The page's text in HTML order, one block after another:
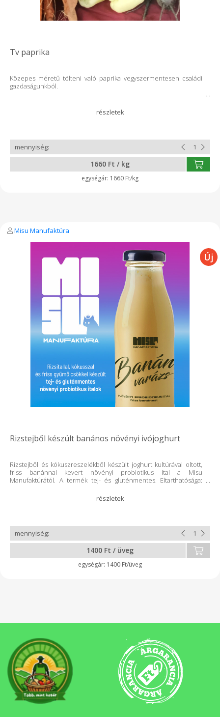
Tv paprika
Közepes méretű tölteni való paprika vegyszermentesen családi
gazdaságunkból.
1660 Ft / kg
1660 Ft/kg
Misu Manufaktúra
Rizstejből készült banános növényi ivójoghurt
Rizstejből és kókuszreszelékből készült joghurt kultúrával oltott,
friss banánnal kevert növényi probiotikus ital a Misu
Manufaktúrától. A termék tej- és gluténmentes. Eltarthatósága:
kókuszreszelék, kókuszzsír, citromlé, eritrit, friss banán Netto
1400 Ft / üveg
1400 Ft/üveg